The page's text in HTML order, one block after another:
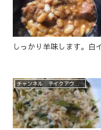
しっかり羊味します。白
チャンネル テイクアウト、デリバリーメニュー